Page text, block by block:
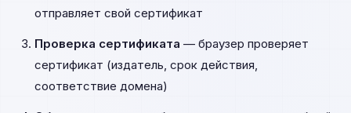
отправляет свой сертификат
Проверка сертификата — браузер проверяет
сертификат (издатель, срок действия,
соответствие домена)